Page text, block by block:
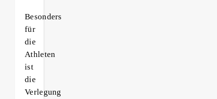
Besonders
für
die
Athleten
ist
die
Verlegung